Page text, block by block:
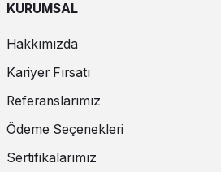
KURUMSAL
Hakkımızda
Kariyer Fırsatı
Referanslarımız
Ödeme Seçenekleri
Sertifikalarımız